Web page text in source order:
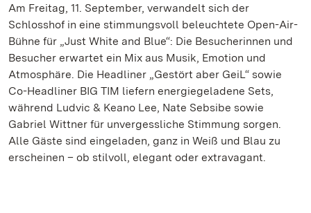
Am Freitag, 11. September, verwandelt sich der
Schlosshof in eine stimmungsvoll beleuchtete Open-Air-
Bühne für „Just White and Blue“: Die Besucherinnen und
Besucher erwartet ein Mix aus Musik, Emotion und
Atmosphäre. Die Headliner „Gestört aber GeiL“ sowie
Co-Headliner BIG TIM liefern energiegeladene Sets,
während Ludvic & Keano Lee, Nate Sebsibe sowie
Gabriel Wittner für unvergessliche Stimmung sorgen.
Alle Gäste sind eingeladen, ganz in Weiß und Blau zu
erscheinen – ob stilvoll, elegant oder extravagant.